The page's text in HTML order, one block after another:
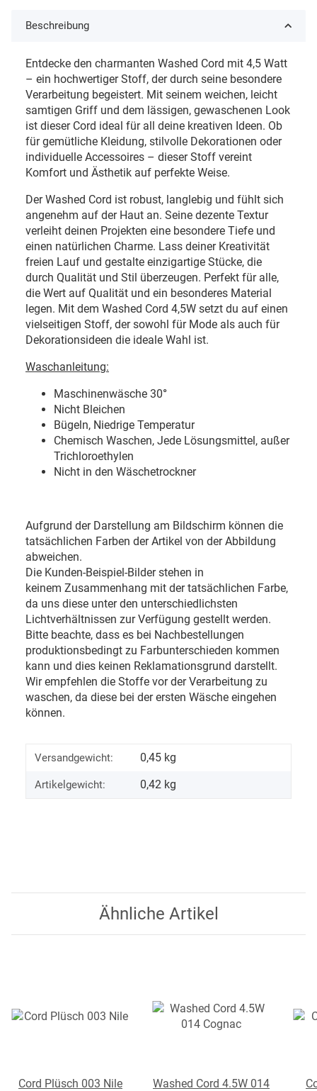
Beschreibung
Entdecke den charmanten Washed Cord mit 4,5 Watt
– ein hochwertiger Stoff, der durch seine besondere
Verarbeitung begeistert. Mit seinem weichen, leicht
samtigen Griff und dem lässigen, gewaschenen Look
ist dieser Cord ideal für all deine kreativen Ideen. Ob
für gemütliche Kleidung, stilvolle Dekorationen oder
individuelle Accessoires – dieser Stoff vereint
Komfort und Ästhetik auf perfekte Weise.
Der Washed Cord ist robust, langlebig und fühlt sich
angenehm auf der Haut an. Seine dezente Textur
verleiht deinen Projekten eine besondere Tiefe und
einen natürlichen Charme. Lass deiner Kreativität
freien Lauf und gestalte einzigartige Stücke, die
durch Qualität und Stil überzeugen. Perfekt für alle,
die Wert auf Qualität und ein besonderes Material
legen. Mit dem Washed Cord 4,5W setzt du auf einen
vielseitigen Stoff, der sowohl für Mode als auch für
Dekorationsideen die ideale Wahl ist.
Waschanleitung:
Maschinenwäsche 30°
Nicht Bleichen
Bügeln, Niedrige Temperatur
Chemisch Waschen, Jede Lösungsmittel, außer
Trichloroethylen
Nicht in den Wäschetrockner
Aufgrund der Darstellung am Bildschirm können die
tatsächlichen Farben der Artikel von der Abbildung
abweichen.
Die Kunden-Beispiel-Bilder stehen in
keinem Zusammenhang mit der tatsächlichen Farbe,
da uns diese unter den unterschiedlichsten
Lichtverhältnissen zur Verfügung gestellt werden.
Bitte beachte, dass es bei Nachbestellungen
produktionsbedingt zu Farbunterschieden kommen
kann und dies keinen Reklamationsgrund darstellt.
Wir empfehlen die Stoffe vor der Verarbeitung zu
waschen, da diese bei der ersten Wäsche eingehen
können.
Versandgewicht: 0,45 kg
Artikelgewicht: 0,42 kg
Ähnliche Artikel
Cord Plüsch 003 Nile
Washed Cord 4.5W 014